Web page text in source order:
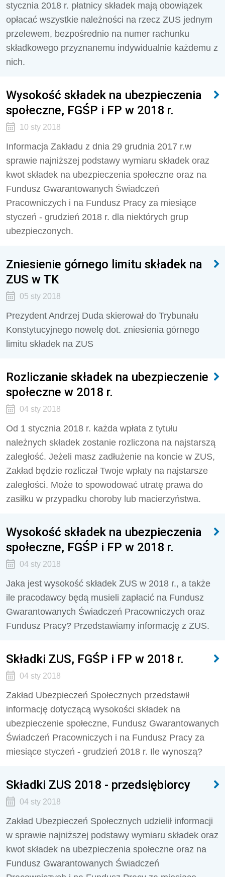
stycznia 2018 r. płatnicy składek mają obowiązek
opłacać wszystkie należności na rzecz ZUS jednym
przelewem, bezpośrednio na numer rachunku
składkowego przyznanemu indywidualnie każdemu z
nich.
Wysokość składek na ubezpieczenia
społeczne, FGŚP i FP w 2018 r.
10 sty 2018
Informacja Zakładu z dnia 29 grudnia 2017 r.w
sprawie najniższej podstawy wymiaru składek oraz
kwot składek na ubezpieczenia społeczne oraz na
Fundusz Gwarantowanych Świadczeń
Pracowniczych i na Fundusz Pracy za miesiące
styczeń - grudzień 2018 r. dla niektórych grup
ubezpieczonych.
Zniesienie górnego limitu składek na
ZUS w TK
05 sty 2018
Prezydent Andrzej Duda skierował do Trybunału
Konstytucyjnego nowelę dot. zniesienia górnego
limitu składek na ZUS
Rozliczanie składek na ubezpieczenie
społeczne w 2018 r.
04 sty 2018
Od 1 stycznia 2018 r. każda wpłata z tytułu
należnych składek zostanie rozliczona na najstarszą
zaległość. Jeżeli masz zadłużenie na koncie w ZUS,
Zakład będzie rozliczał Twoje wpłaty na najstarsze
zaległości. Może to spowodować utratę prawa do
zasiłku w przypadku choroby lub macierzyństwa.
Wysokość składek na ubezpieczenia
społeczne, FGŚP i FP w 2018 r.
04 sty 2018
Jaka jest wysokość składek ZUS w 2018 r., a także
ile pracodawcy będą musieli zapłacić na Fundusz
Gwarantowanych Świadczeń Pracowniczych oraz
Fundusz Pracy? Przedstawiamy informację z ZUS.
Składki ZUS, FGŚP i FP w 2018 r.
04 sty 2018
Zakład Ubezpieczeń Społecznych przedstawił
informację dotyczącą wysokości składek na
ubezpieczenie społeczne, Fundusz Gwarantowanych
Świadczeń Pracowniczych i na Fundusz Pracy za
miesiące styczeń - grudzień 2018 r. Ile wynoszą?
Składki ZUS 2018 - przedsiębiorcy
04 sty 2018
Zakład Ubezpieczeń Społecznych udzielił informacji
w sprawie najniższej podstawy wymiaru składek oraz
kwot składek na ubezpieczenia społeczne oraz na
Fundusz Gwarantowanych Świadczeń